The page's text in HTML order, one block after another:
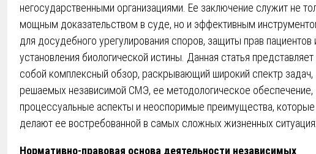
негосударственными организациями. Ее заключение служит не
мощным доказательством в суде, но и эффективным
для досудебного урегулирования споров, защиты прав пациентов
установления биологической истины. Данная статья представляет
собой комплексный обзор, раскрывающий широкий спектр задач,
решаемых независимой СМЭ, ее методологическое обеспечение,
процессуальные аспекты и неоспоримые преимущества, которые
делают ее востребованной в самых сложных жизненных
Нормативно-правовая основа деятельности независимых